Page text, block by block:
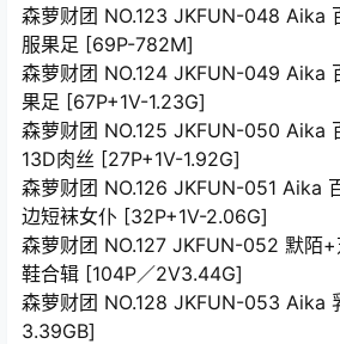
森萝财团 NO.123 JKFUN-048 Aika
服果足 [69P-782M]
森萝财团 NO.124 JKFUN-049 Aika
果足 [67P+1V-1.23G]
森萝财团 NO.125 JKFUN-050 Aika
13D肉丝 [27P+1V-1.92G]
森萝财团 NO.126 JKFUN-051 Aika
边短袜女仆 [32P+1V-2.06G]
森萝财团 NO.127 JKFUN-052 默陌
鞋合辑 [104P／2V3.44G]
森萝财团 NO.128 JKFUN-053 Aika
3.39GB]